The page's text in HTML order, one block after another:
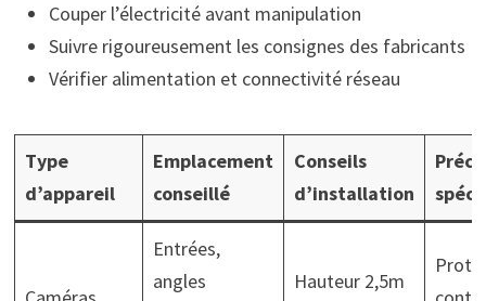
Couper l’électricité avant manipulation
Suivre rigoureusement les consignes des fabricants
Vérifier alimentation et connectivité réseau
Type
d’appareil
Emplacement
conseillé
Conseils
d’installation
Entrées,
angles
Hauteur 2,5m